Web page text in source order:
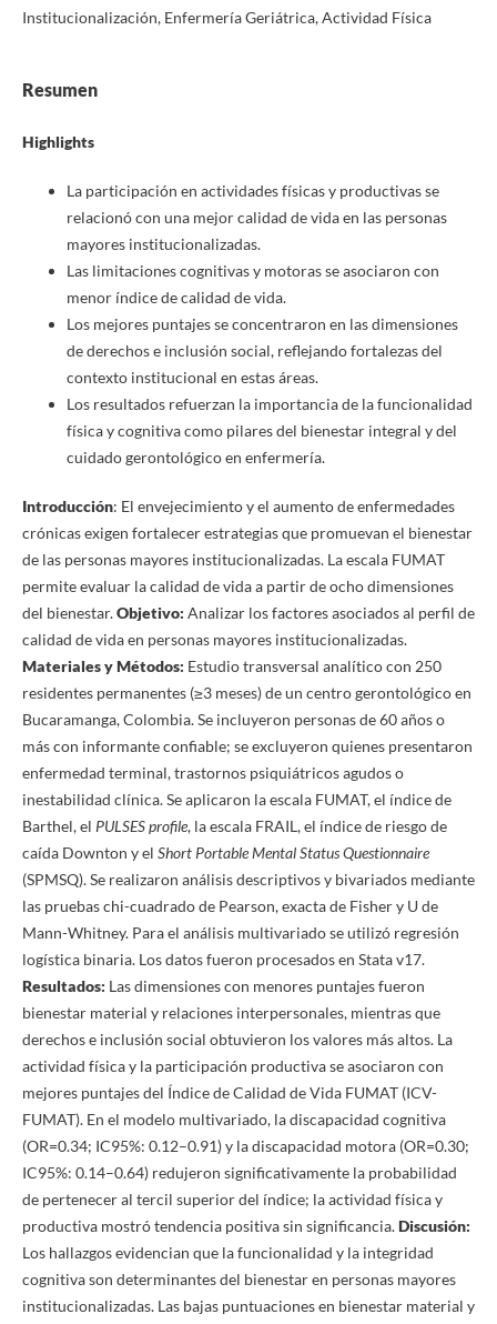
Institucionalización, Enfermería Geriátrica, Actividad Física
Resumen
Highlights
La participación en actividades físicas y productivas se
relacionó con una mejor calidad de vida en las personas
mayores institucionalizadas.
Las limitaciones cognitivas y motoras se asociaron con
menor índice de calidad de vida.
Los mejores puntajes se concentraron en las dimensiones
de derechos e inclusión social, reflejando fortalezas del
contexto institucional en estas áreas.
Los resultados refuerzan la importancia de la funcionalidad
física y cognitiva como pilares del bienestar integral y del
cuidado gerontológico en enfermería.
Introducción: El envejecimiento y el aumento de enfermedades
crónicas exigen fortalecer estrategias que promuevan el bienestar
de las personas mayores institucionalizadas. La escala FUMAT
permite evaluar la calidad de vida a partir de ocho dimensiones
del bienestar.Objetivo: Analizar los factores asociados al perfil de
calidad de vida en personas mayores institucionalizadas.
Materiales y Métodos: Estudio transversal analítico con 250
residentes permanentes (≥3 meses) de un centro gerontológico en
Bucaramanga, Colombia. Se incluyeron personas de 60 años o
más con informante confiable; se excluyeron quienes presentaron
enfermedad terminal, trastornos psiquiátricos agudos o
inestabilidad clínica. Se aplicaron la escala FUMAT, el índice de
Barthel, el PULSES profile, la escala FRAIL, el índice de riesgo de
caída Downton y el Short Portable Mental Status Questionnaire
(SPMSQ). Se realizaron análisis descriptivos y bivariados mediante
las pruebas chi-cuadrado de Pearson, exacta de Fisher y U de
Mann-Whitney. Para el análisis multivariado se utilizó regresión
logística binaria. Los datos fueron procesados en Stata v17.
Resultados: Las dimensiones con menores puntajes fueron
bienestar material y relaciones interpersonales, mientras que
derechos e inclusión social obtuvieron los valores más altos. La
actividad física y la participación productiva se asociaron con
mejores puntajes del Índice de Calidad de Vida FUMAT (ICV-
FUMAT). En el modelo multivariado, la discapacidad cognitiva
(OR=0.34; IC95%: 0.12–0.91) y la discapacidad motora (OR=0.30;
IC95%: 0.14–0.64) redujeron significativamente la probabilidad
de pertenecer al tercil superior del índice; la actividad física y
productiva mostró tendencia positiva sin significancia.Discusión:
Los hallazgos evidencian que la funcionalidad y la integridad
cognitiva son determinantes del bienestar en personas mayores
institucionalizadas. Las bajas puntuaciones en bienestar material y